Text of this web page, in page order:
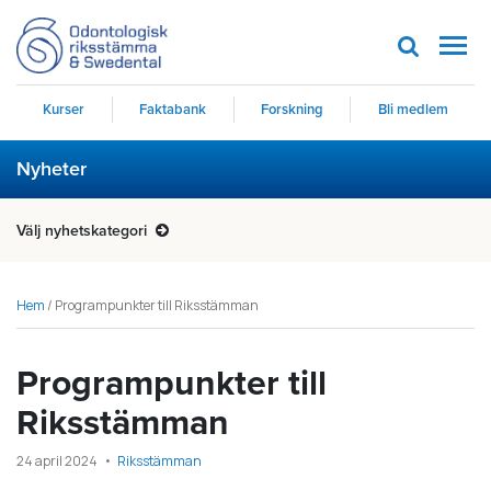
Kurser Faktabank Forskning Bli medlem
Nyheter
Välj nyhetskategori
Hem / Programpunkter till Riksstämman
Programpunkter till
Riksstämman
24 april 2024 Riksstämman